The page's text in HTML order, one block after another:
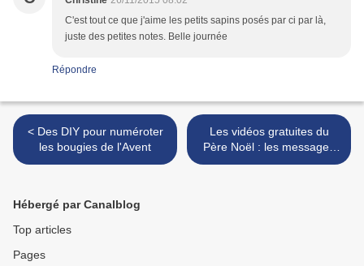
C'est tout ce que j'aime les petits sapins posés par ci par là,
juste des petites notes. Belle journée
Répondre
< Des DIY pour numéroter
les bougies de l'Avent
Les vidéos gratuites du
Père Noël : les messages
personnalisés de Noël 2015
Hébergé par Canalblog
Top articles
Pages